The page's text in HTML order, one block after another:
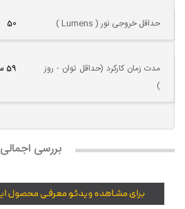
حداقل خروجی نور ( Lumens ) 50
مدت زمان کارکرد (حداقل توان - روز
)
59 ساعت
بررسی اجمالی